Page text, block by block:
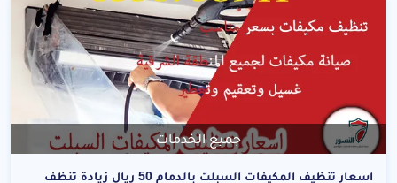
جميع الخدمات
اسعار تنظيف المكيفات السبلت بالدمام 50 ريال زيادة تنظف